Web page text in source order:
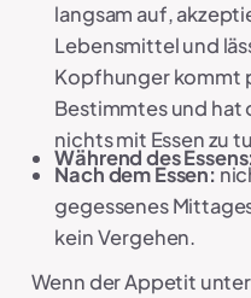
langsam auf,
Lebensmittel und
Kopfhunger kommt
Bestimmtes und hat
nichts mit Essen zu
Während des
Nach dem Essen:
gegessenes
kein Vergehen.
Wenn der Appetit